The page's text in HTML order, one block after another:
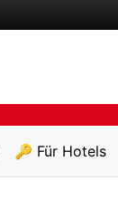
🔑 Für Hotels